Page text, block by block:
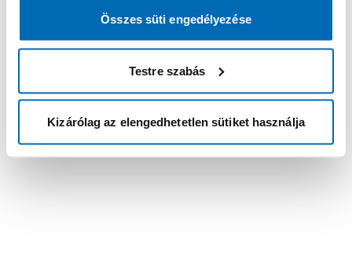
Összes süti engedélyezése
Testre szabás
Kizárólag az elengedhetetlen sütiket használja